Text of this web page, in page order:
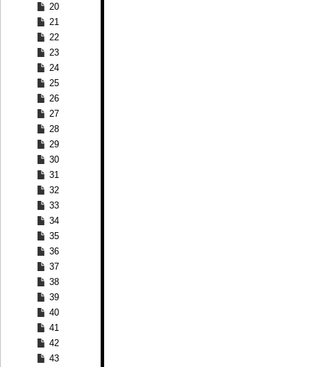
20
21
22
23
24
25
26
27
28
29
30
31
32
33
34
35
36
37
38
39
40
41
42
43